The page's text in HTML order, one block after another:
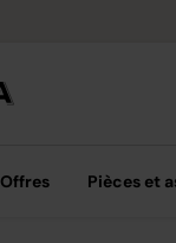
Livraison
Offres Pièces et